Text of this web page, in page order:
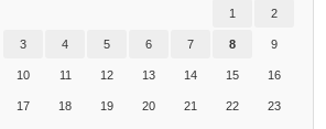
1 2
3 4 5 6 7 8 9
10 11 12 13 14 15 16
17 18 19 20 21 22 23